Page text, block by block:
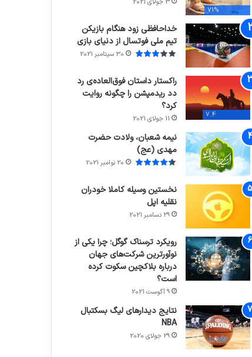
71%
3 جولای 2021
خداحافظی زود هنگام بازیکن
تیم ملی فوتسال از دنیای بازی
30 سپتامبر 2021
7.4
راکستار داستان فوق‌العاده‌ی رد
دد ریدمپشن را چگونه روایت
کرد؟
11 جولای 2021
نیمه شعبان، ولادت حضرت
مهدی (عج)
20 نوامبر 2021
نخستین وسیله کاملا خودران
نقلیه اپل
29 دسامبر 2021
رویکرد ترسناک گوگل؛ چرا یکی از
نوآورترین شرکت‌های جهان
درباره بلاکچین سکوت کرده
است؟
9 آگوست 2021
نتایج دیدار‌های لیگ بسکتبال
NBA
29 جولای 2020